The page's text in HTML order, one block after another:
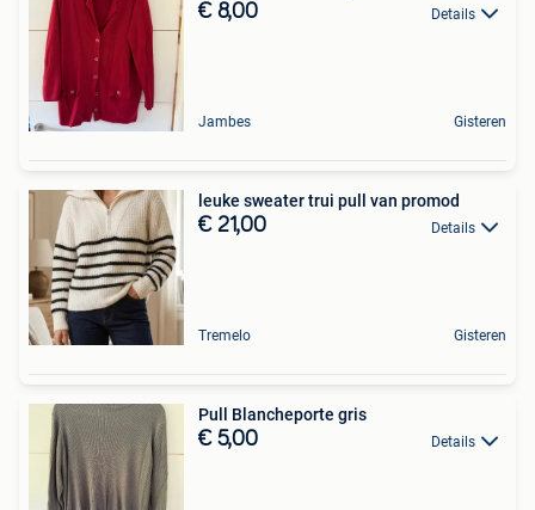
€ 8,00 Details
Jambes Gisteren
leuke sweater trui pull van promod
€ 21,00 Details
Tremelo Gisteren
Pull Blancheporte gris
€ 5,00 Details